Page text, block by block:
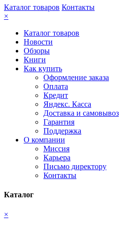
Каталог товаров Контакты
×
Каталог товаров
Новости
Обзоры
Книги
Как купить
Оформление заказа
Оплата
Кредит
Яндекс. Касса
Доставка и самовывоз
Гарантия
Поддержка
О компании
Миссия
Карьера
Письмо директору
Контакты
Каталог
×